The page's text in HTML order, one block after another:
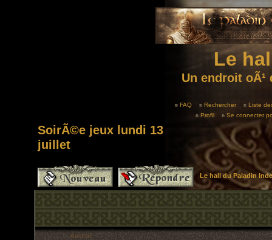
Le
Un endroit
FAQ Rechercher
Liste
Profil
Se connecter
SoirÃ©e jeux lundi 13
juillet
Le hall du Paladin
Auteur